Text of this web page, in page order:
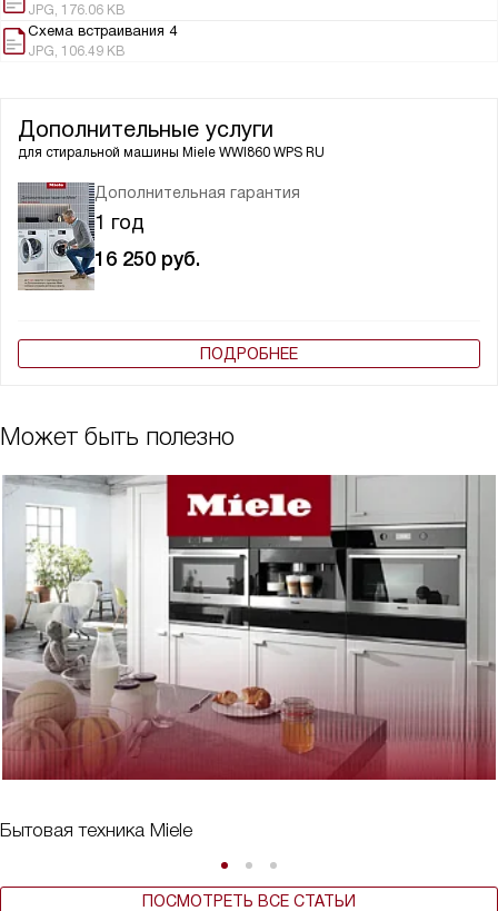
JPG, 176.06 KB
Схема встраивания 4
JPG, 106.49 KB
Дополнительные услуги
для стиральной машины Miele WWI860 WPS RU
Дополнительная гарантия
1 год
16 250 руб.
ПОДРОБНЕЕ
Может быть полезно
Бытовая техника Miele
ПОСМОТРЕТЬ ВСЕ СТАТЬИ